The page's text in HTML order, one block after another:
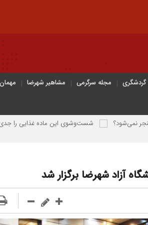
گردشگری مجله سرگرمی مشاهیر شهرضا
شست‌وشوی این ماده غذایی را جدی بگیرید